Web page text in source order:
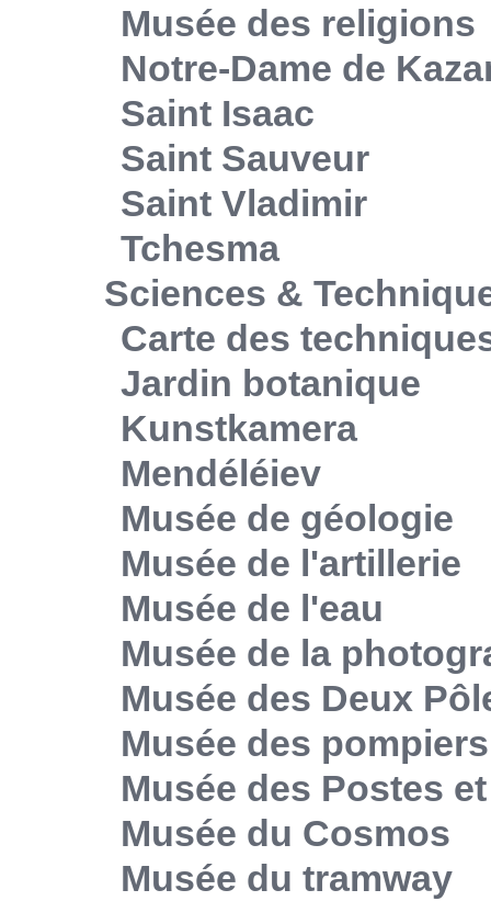
Musée des religions
Notre-Dame de
Saint Isaac
Saint Sauveur
Saint Vladimir
Tchesma
Sciences &
Carte des
Jardin botanique
Kunstkamera
Mendéléiev
Musée de géologie
Musée de l'artillerie
Musée de l'eau
Musée de la
Musée des Deux
Musée des pompiers
Musée des Postes
Musée du Cosmos
Musée du tramway